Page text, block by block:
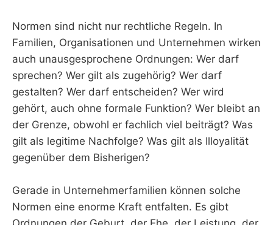
Normen sind nicht nur rechtliche Regeln. In
Familien, Organisationen und Unternehmen wirken
auch unausgesprochene Ordnungen: Wer darf
sprechen? Wer gilt als zugehörig? Wer darf
gestalten? Wer darf entscheiden? Wer wird
gehört, auch ohne formale Funktion? Wer bleibt an
der Grenze, obwohl er fachlich viel beiträgt? Was
gilt als legitime Nachfolge? Was gilt als Illoyalität
gegenüber dem Bisherigen?
Gerade in Unternehmerfamilien können solche
Normen eine enorme Kraft entfalten. Es gibt